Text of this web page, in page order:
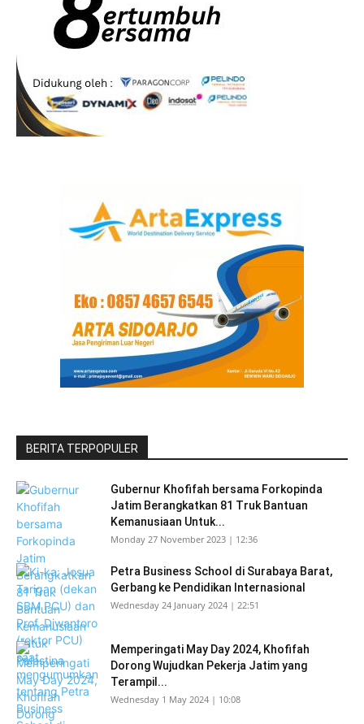
BERITA TERPOPULER
Gubernur Khofifah bersama Forkopinda
Jatim Berangkatkan 81 Truk Bantuan
Kemanusiaan Untuk...
Monday 27 November 2023 | 12:36
Petra Business School di Surabaya Barat,
Gerbang ke Pendidikan Internasional
Wednesday 24 January 2024 | 22:51
Memperingati May Day 2024, Khofifah
Dorong Wujudkan Pekerja Jatim yang
Terampil...
Wednesday 1 May 2024 | 10:08